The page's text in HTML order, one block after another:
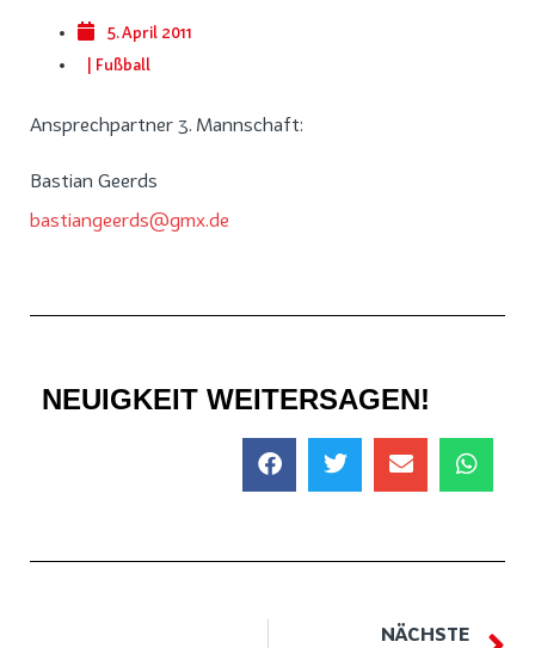
5. April 2011
Fußball
Ansprechpartner 3. Mannschaft:
Bastian Geerds
bastiangeerds@gmx.de
NEUIGKEIT WEITERSAGEN!
NÄCHSTE